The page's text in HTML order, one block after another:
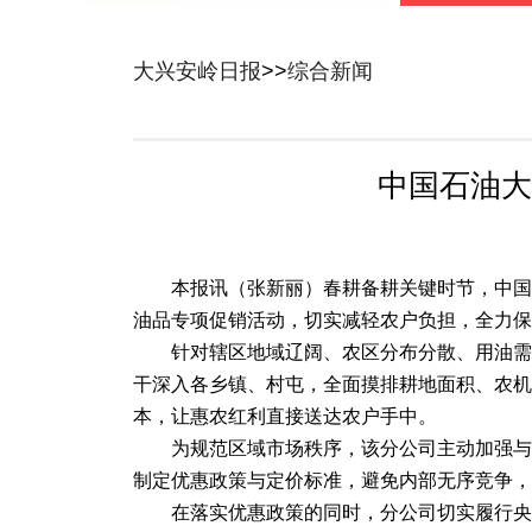
大兴安岭日报>>综合新闻
中国石油
本报讯（张新丽）春耕备耕关键时节，中
油品专项促销活动，切实减轻农户负担，全力
针对辖区地域辽阔、农区分布分散、用油
干深入各乡镇、村屯，全面摸排耕地面积、农
本，让惠农红利直接送达农户手中。
为规范区域市场秩序，该分公司主动加强
制定优惠政策与定价标准，避免内部无序竞争
在落实优惠政策的同时，分公司切实履行